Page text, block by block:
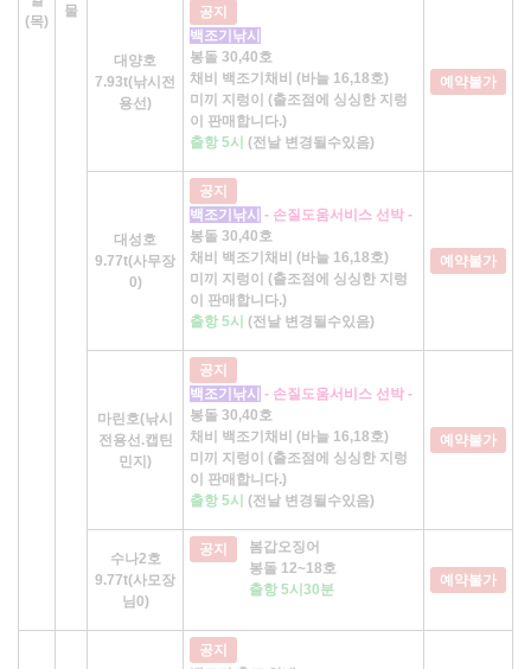
(목)
물
대양호
7.93t(낚시전
용선)
공지
백조기낚시
봉돌 30,40호
채비 백조기채비 (바늘 16,18호)
미끼 지렁이 (출조점에 싱싱한 지렁
이 판매합니다.)
출항 5시 (전날 변경될수있음)
예약불가
대성호
9.77t(사무장
0)
공지
백조기낚시 - 손질도움서비스 선박 -
봉돌 30,40호
채비 백조기채비 (바늘 16,18호)
미끼 지렁이 (출조점에 싱싱한 지렁
이 판매합니다.)
출항 5시 (전날 변경될수있음)
예약불가
마린호(낚시
전용선.캡틴
민지)
공지
백조기낚시 - 손질도움서비스 선박 -
봉돌 30,40호
채비 백조기채비 (바늘 16,18호)
미끼 지렁이 (출조점에 싱싱한 지렁
이 판매합니다.)
출항 5시 (전날 변경될수있음)
예약불가
수나2호
9.77t(사모장
님0)
공지
봄갑오징어
봉돌 12~18호
출항 5시30분
예약불가
공지